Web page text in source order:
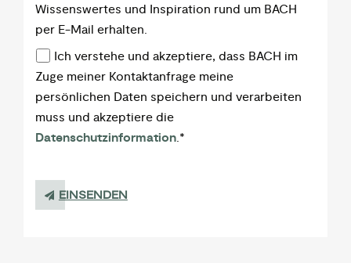
Wissenswertes und Inspiration rund um BACH
per E-Mail erhalten.
Ich verstehe und akzeptiere, dass BACH im
Zuge meiner Kontaktanfrage meine
persönlichen Daten speichern und verarbeiten
muss und akzeptiere die
Datenschutzinformation.*